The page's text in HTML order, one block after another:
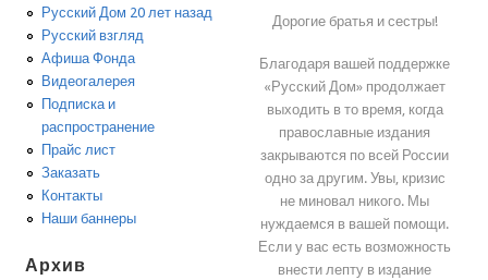
Русский Дом 20 лет назад
Русский взгляд
Афиша Фонда
Видеогалерея
Подписка и
распространение
Прайс лист
Заказать
Контакты
Наши баннеры
Архив
Дорогие братья и сестры!
Благодаря вашей поддержке
«Русский Дом» продолжает
выходить в то время, когда
православные издания
закрываются по всей России
одно за другим. Увы, кризис
не миновал никого. Мы
нуждаемся в вашей помощи.
Если у вас есть возможность
внести лепту в издание